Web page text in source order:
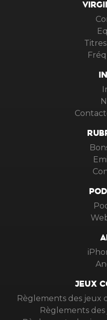
JEUX
Règlements des jeux
Règlements